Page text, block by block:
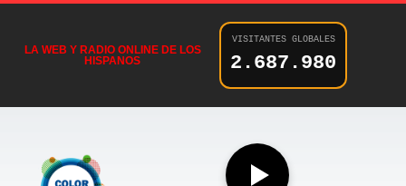
LA WEB Y RADIO ONLINE DE LOS
HISPANOS
VISITANTES GLOBALES
2.687.980